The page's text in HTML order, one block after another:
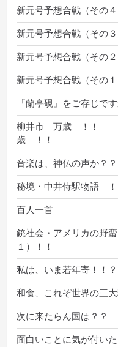
新元号予想合戦（その
新元号予想合戦（そ
新元号予想合戦（その
新元号予想合戦（その
『蘭亭硯』をご存じです
柳井市 万歳 ！！
歳 ！！
音楽は、神仏の声か
秘境・中井侍駅
百人一首
銃社会・アメリカの
１）！！
私は、いま若年寄！
和食、これぞ世界の三
次に来たらん国は？？
面白いことに気が付い